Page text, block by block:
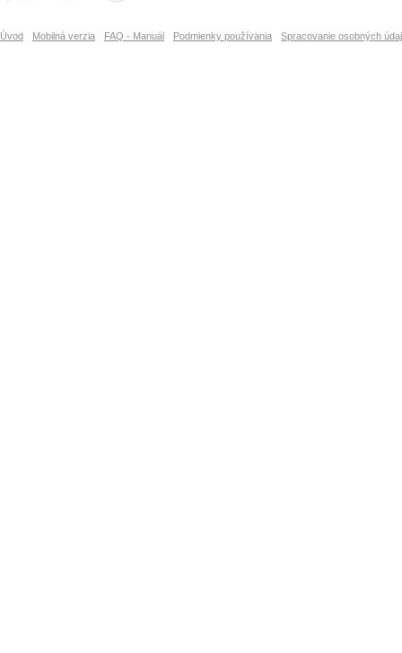
Úvod Mobilná verzia FAQ - Manuál Podmienky používania Spracovanie osobných